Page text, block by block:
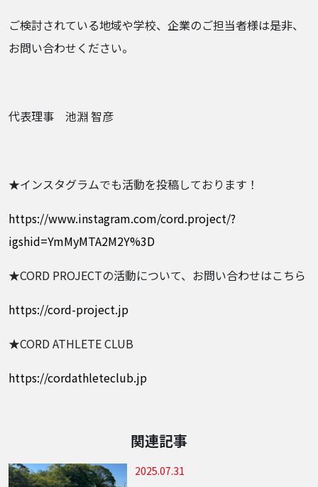
ご検討されている地域や学校、企業のご担当者様は是非、
お問い合わせください。
代表理事 池淵 智彦
★インスタグラムでも活動を投稿しております！
https://www.instagram.com/cord.project/?
igshid=YmMyMTA2M2Y%3D
★CORD PROJECTの活動について、お問い合わせはこちら
https://cord-project.jp
★CORD ATHLETE CLUB
https://cordathleteclub.jp
関連記事
2025.07.31